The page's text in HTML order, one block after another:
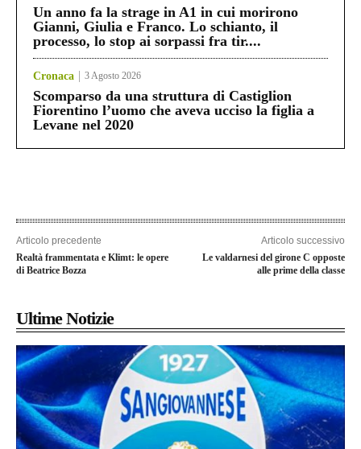
Un anno fa la strage in A1 in cui morirono
Gianni, Giulia e Franco. Lo schianto, il
processo, lo stop ai sorpassi fra tir....
Cronaca 3 Agosto 2026
Scomparso da una struttura di Castiglion
Fiorentino l’uomo che aveva ucciso la figlia a
Levane nel 2020
Articolo precedente
Realtà frammentata e Klimt: le opere
di Beatrice Bozza
Articolo successivo
Le valdarnesi del girone C opposte
alle prime della classe
Ultime Notizie